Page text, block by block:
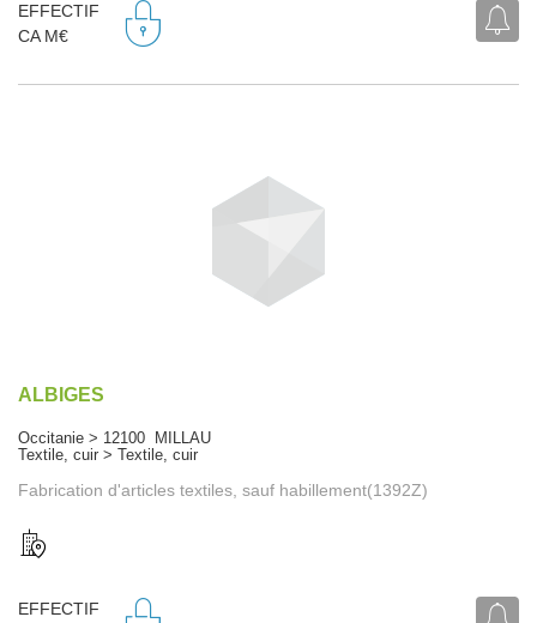
EFFECTIF
CA M€
ALBIGES
Occitanie > 12100 MILLAU
Textile, cuir > Textile, cuir
Fabrication d'articles textiles, sauf habillement(1392Z)
EFFECTIF